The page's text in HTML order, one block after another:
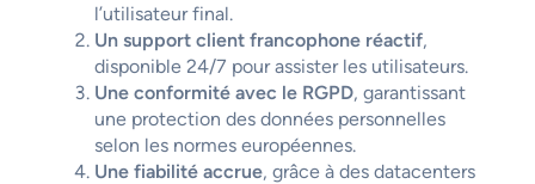
l’utilisateur final.
Un support client francophone réactif,
disponible 24/7 pour assister les utilisateurs.
Une conformité avec le RGPD, garantissant
une protection des données personnelles
selon les normes européennes.
Une fiabilité accrue, grâce à des datacenters